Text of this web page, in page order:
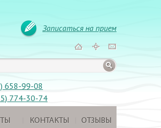
Записаться на прием
658-99-08
774-30-74
КОНТАКТЫ ОТЗЫВЫ